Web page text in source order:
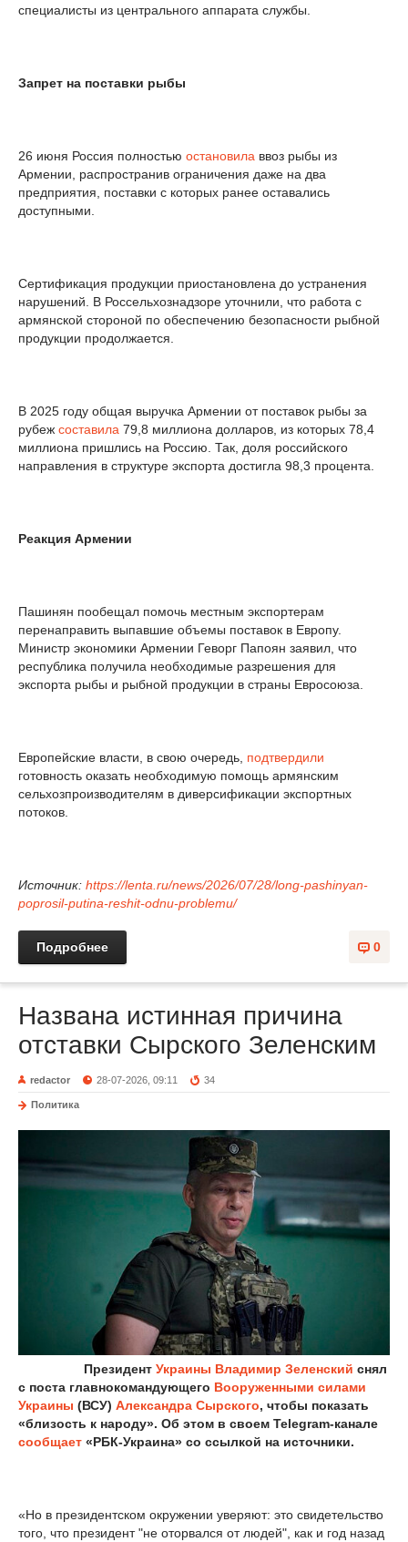
специалисты из центрального аппарата службы.
Запрет на поставки рыбы
26 июня Россия полностью остановила ввоз рыбы из
Армении, распространив ограничения даже на два
предприятия, поставки с которых ранее оставались
доступными.
Сертификация продукции приостановлена до устранения
нарушений. В Россельхознадзоре уточнили, что работа с
армянской стороной по обеспечению безопасности рыбной
продукции продолжается.
В 2025 году общая выручка Армении от поставок рыбы за
рубеж составила 79,8 миллиона долларов, из которых 78,4
миллиона пришлись на Россию. Так, доля российского
направления в структуре экспорта достигла 98,3 процента.
Реакция Армении
Пашинян пообещал помочь местным экспортерам
перенаправить выпавшие объемы поставок в Европу.
Министр экономики Армении Геворг Папоян заявил, что
республика получила необходимые разрешения для
экспорта рыбы и рыбной продукции в страны Евросоюза.
Европейские власти, в свою очередь, подтвердили
готовность оказать необходимую помощь армянским
сельхозпроизводителям в диверсификации экспортных
потоков.
Источник: https://lenta.ru/news/2026/07/28/long-pashinyan-
poprosil-putina-reshit-odnu-problemu/
0
Подробнее
Названа истинная причина
отставки Сырского Зеленским
redactor 28-07-2026, 09:11 34
Политика
Президент Украины Владимир Зеленский снял
с поста главнокомандующего Вооруженными силами
Украины (ВСУ) Александра Сырского, чтобы показать
«близость к народу». Об этом в своем Telegram-канале
сообщает «РБК-Украина» со ссылкой на источники.
«Но в президентском окружении уверяют: это свидетельство
того, что президент "не оторвался от людей", как и год назад